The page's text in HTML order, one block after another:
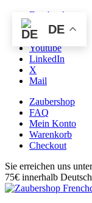
Facebook
Instagram
Pinterest
Youtube
LinkedIn
X
Mail
Zaubershop
FAQ
Mein Konto
Warenkorb
Checkout
Sie erreichen uns
75€ innerhalb
DE